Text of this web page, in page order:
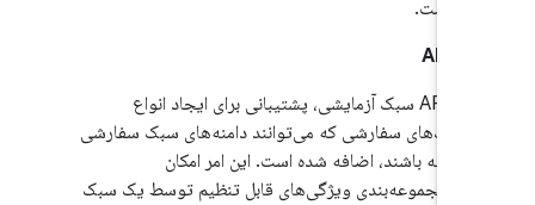
در API سبک آزمایشی، پشتیبانی برای ایجاد انواع
سبک‌های سفارشی که می‌توانند دامنه‌های سبک سفارشی
داشته باشند، اضافه شده است. این امر امکان
زیرمجموعه‌بندی ویژگی‌های قابل تنظیم توسط یک سبک